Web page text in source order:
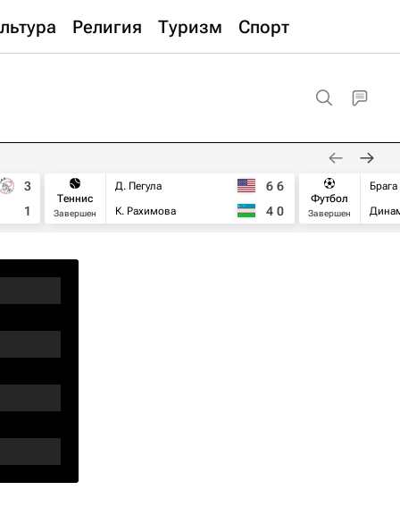
Религия Туризм Спорт
3
1
Теннис
Завершен
Д. Пегула
К. Рахимова
6 6
4 0
Футбол
Завершен
Брага